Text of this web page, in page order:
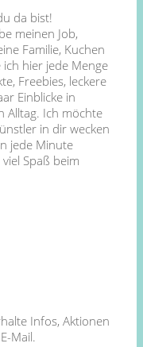
da bist!
meinen Job,
Familie, Kuchen
hier jede Menge
Freebies, leckere
Einblicke in
Alltag. Ich möchte
in dir wecken
jede Minute
Spaß beim
Infos, Aktionen
Mail.